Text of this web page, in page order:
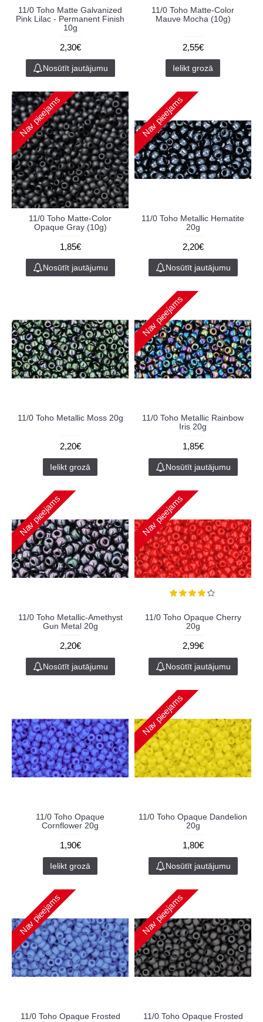
11/0 Toho Matte Galvanized
Pink Lilac - Permanent Finish
10g
2,30€
Nosūtīt jautājumu
11/0 Toho Matte-Color
Mauve Mocha (10g)
2,55€
Ielikt grozā
Nav pieejams
11/0 Toho Matte-Color
Opaque Gray (10g)
1,85€
Nosūtīt jautājumu
Nav pieejams
11/0 Toho Metallic Hematite
20g
2,20€
Nosūtīt jautājumu
11/0 Toho Metallic Moss 20g
2,20€
Ielikt grozā
Nav pieejams
11/0 Toho Metallic Rainbow
Iris 20g
1,85€
Nosūtīt jautājumu
Nav pieejams
11/0 Toho Metallic-Amethyst
Gun Metal 20g
2,20€
Nosūtīt jautājumu
Nav pieejams
11/0 Toho Opaque Cherry
20g
2,99€
Nosūtīt jautājumu
11/0 Toho Opaque
Cornflower 20g
1,90€
Ielikt grozā
Nav pieejams
11/0 Toho Opaque Dandelion
20g
1,80€
Nosūtīt jautājumu
Nav pieejams
11/0 Toho Opaque Frosted
Nav pieejams
11/0 Toho Opaque Frosted